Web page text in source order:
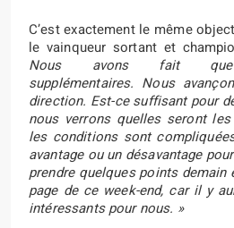
C’est exactement le même
le vainqueur sortant et
Nous avons fait
supplémentaires. Nous
direction. Est-ce suffisant pour
nous verrons quelles seront
les conditions sont
avantage ou un désavantage
prendre quelques points
page de ce week-end, car il y
intéressants pour nous. »